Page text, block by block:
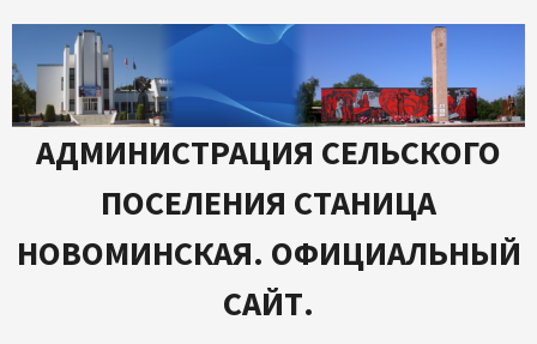
содержимому
АДМИНИСТРАЦИЯ СЕЛЬСКОГО
ПОСЕЛЕНИЯ СТАНИЦА
НОВОМИНСКАЯ. ОФИЦИАЛЬНЫЙ
САЙТ.